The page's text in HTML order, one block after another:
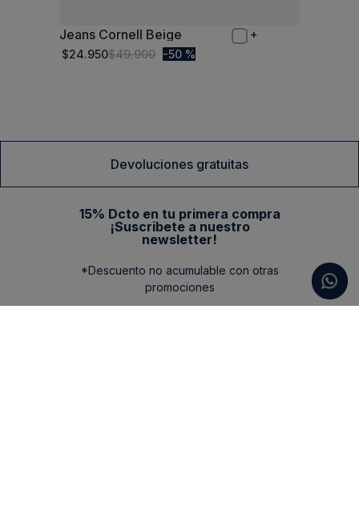
46
Jeans Cornell Beige
$24.950$49.900 50 %
Devoluciones gratuitas
15% Dcto en tu primera compra
¡Suscribete a nuestro
newsletter!
*Descuento no acumulable con otras
promociones